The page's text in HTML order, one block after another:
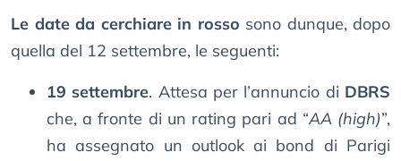
Le date da cerchiare in rosso sono dunque, dopo
quella del 12 settembre, le seguenti:
19 settembre. Attesa per l’annuncio di DBRS
che, a fronte di un rating pari ad “AA (high)”,
ha assegnato un outlook ai bond di Parigi